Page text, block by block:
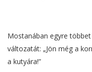
Mostanában egyre
változatát: „Jön még a
a kutyára!”